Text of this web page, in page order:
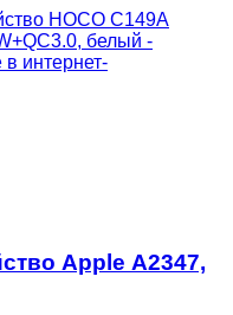
Apple A2347,